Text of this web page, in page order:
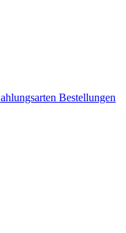
Bestellungen